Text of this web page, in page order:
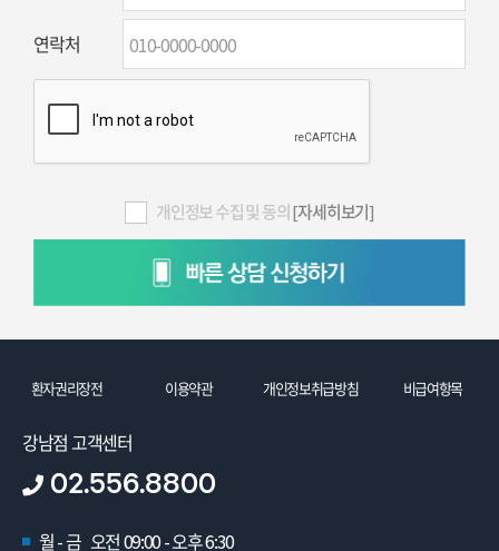
연락처
개인정보 수집 및 동의[자세히보기]
환자권리장전 이용약관 개인정보취급방침 비급여항목
강남점 고객센터
02.556.8800
월 - 금 오전 09:00 - 오후 6:30